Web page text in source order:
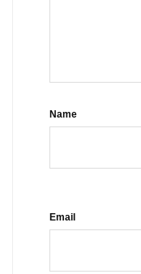
Name
Email